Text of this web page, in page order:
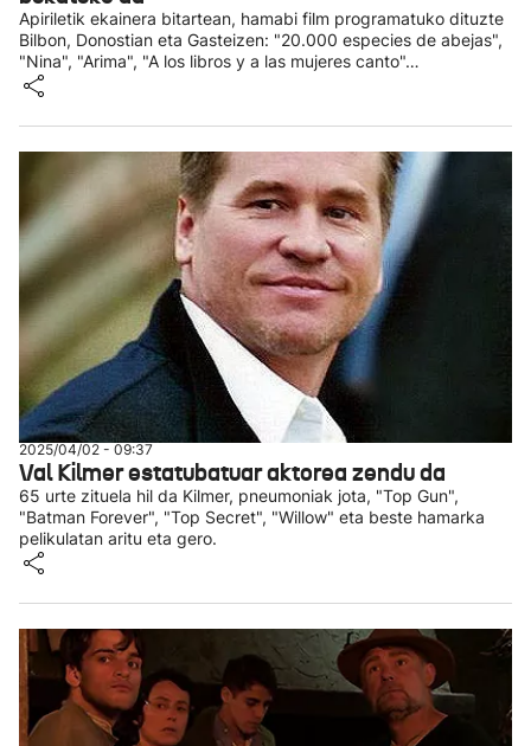
Apiriletik ekainera bitartean, hamabi film programatuko dituzte
Bilbon, Donostian eta Gasteizen: "20.000 especies de abejas",
"Nina", "Arima", "A los libros y a las mujeres canto"…
2025/04/02 - 09:37
Val Kilmer estatubatuar aktorea zendu da
65 urte zituela hil da Kilmer, pneumoniak jota, "Top Gun",
"Batman Forever", "Top Secret", "Willow" eta beste hamarka
pelikulatan aritu eta gero.